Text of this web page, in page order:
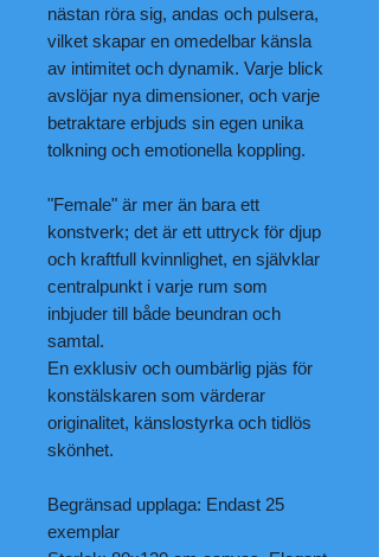
nästan röra sig, andas och pulsera,
vilket skapar en omedelbar känsla
av intimitet och dynamik. Varje blick
avslöjar nya dimensioner, och varje
betraktare erbjuds sin egen unika
tolkning och emotionella koppling.
"Female" är mer än bara ett
konstverk; det är ett uttryck för djup
och kraftfull kvinnlighet, en självklar
centralpunkt i varje rum som
inbjuder till både beundran och
samtal.
En exklusiv och oumbärlig pjäs för
konstälskaren som värderar
originalitet, känslostyrka och tidlös
skönhet.
Begränsad upplaga: Endast 25
exemplar